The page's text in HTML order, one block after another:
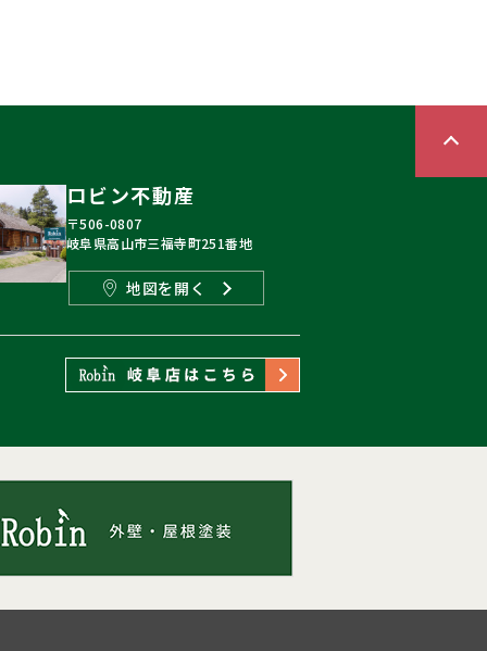
ロビン不動産
〒506-0807
岐阜県高山市三福寺町251番地
地図を開く